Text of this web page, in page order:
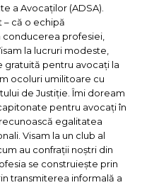
a Avocaților (ADSA).
– că o echipă
profesiei,
la lucruri modeste,
gratuită pentru avocați la
ocoluri umilitoare cu
de Justiție. Îmi doream
pentru avocați în
egalitatea
Visam la un club al
au confrații noștri din
se construiește prin
transmiterea informală a